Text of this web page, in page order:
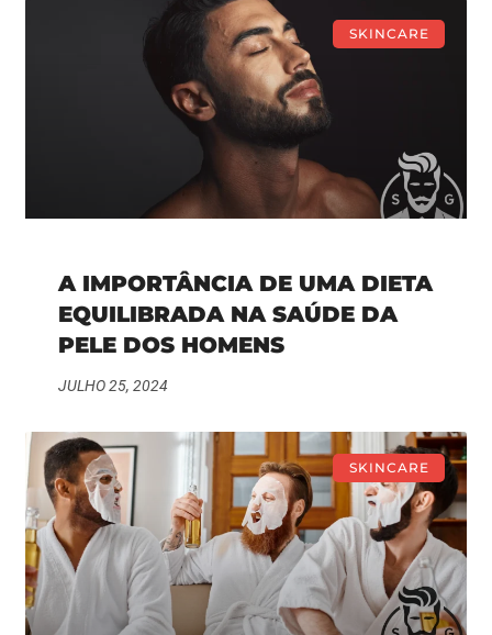
SKINCARE
A IMPORTÂNCIA DE UMA DIETA
EQUILIBRADA NA SAÚDE DA
PELE DOS HOMENS
JULHO 25, 2024
SKINCARE